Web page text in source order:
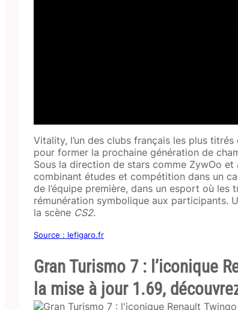
Vitality, l’un des clubs français les plus
pour former la prochaine génération de
Sous la direction de stars comme ZywOo et
combinant études et compétition dans un
de l’équipe première, dans un esport où
rémunération symbolique aux participants.
la scène CS2.
Source : lefigaro.fr
Gran Turismo 7 : l’iconique
la mise à jour 1.69,